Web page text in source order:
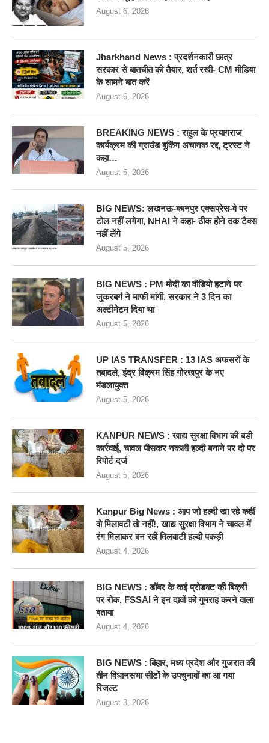
August 6, 2026
Jharkhand News : प्रदर्शनकारी छात्र
सरकार से बातचीत को तैयार, शर्त रखी- CM मीडिया
के सामने बात करें
August 6, 2026
BREAKING NEWS : राहुल के प्रयागराज
कार्यक्रम की ग्राउंड बुकिंग अचानक रद्द, ट्रस्ट ने
कहा…
August 5, 2026
BIG NEWS: लखनऊ-कानपुर एक्सप्रेस-वे पर
टोल नहीं लगेगा, NHAI ने कहा- ठीक होने तक टैक्स
नहीं लेंगे
August 5, 2026
BIG NEWS : PM मोदी का वीडियो हटाने पर
जुकरबर्ग ने माफी मांगी, सरकार ने 3 दिन का
अल्टीमेटम दिया था
August 5, 2026
UP IAS TRANSFER : 13 IAS अफसरों के
तबादले, इंद्र विक्रम सिंह गोरखपुर के नए
मंडलायुक्त
August 5, 2026
KANPUR NEWS : खाद्य सुरक्षा विभाग की बडी
कार्रवाई, चावल पीसकर नकली हल्दी बनाने पर दो पर
रिपोर्ट दर्ज
August 5, 2026
Kanpur Big News : आप जो हल्दी खा रहे कहीं
वो मिलावटी तो नहीं!, खाद्य सुरक्षा विभाग ने चावल में
रंग मिलाकर बन रही मिलवाटी हल्दी पकड़ी
August 4, 2026
BIG NEWS : डॉबर के कई प्रोडक्ट की बिक्री
पर रोक, FSSAI ने इन दावों को गुमराह करने वाला
बताया
August 4, 2026
BIG NEWS : बिहार, मध्य प्रदेश और गुजरात की
तीन विधानसभा सीटों के उपचुनावों का आ गया
रिजल्ट
August 3, 2026